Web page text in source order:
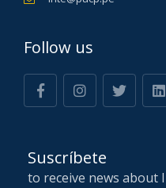
Follow us
Suscríbete
to receive news about